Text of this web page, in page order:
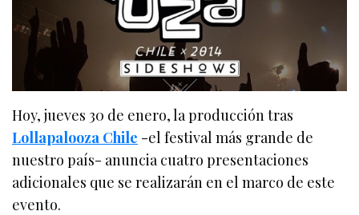
Hoy, jueves 30 de enero, la producción tras
Lollapalooza Chile -el festival más grande de
nuestro país- anuncia cuatro presentaciones
adicionales que se realizarán en el marco de este
evento.